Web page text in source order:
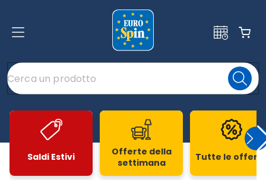
Saldi Estivi
Offerte della
settimana
Tutte le